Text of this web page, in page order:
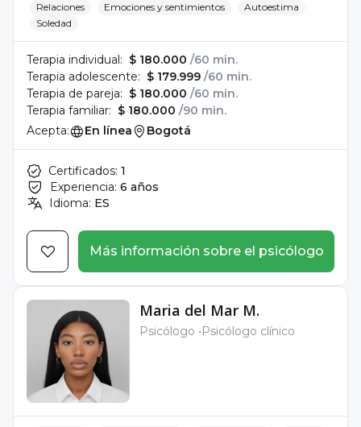
Relaciones Emociones y sentimientos
Autoestima
Soledad
Terapia individual: $ 180.000 /60 min.
Terapia adolescente: $ 179.999 /60 min.
Terapia de pareja: $ 180.000 /60 min.
Terapia familiar: $ 180.000 /90 min.
Acepta:
En línea Bogotá
Certificados: 1
Experiencia: 6 años
Idioma: ES
Más información sobre el psicólogo
Maria del Mar M.
Psicólogo Psicólogo clínico